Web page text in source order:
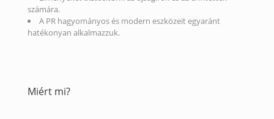
számára.
A PR hagyományos és modern eszközeit egyaránt
hatékonyan alkalmazzuk.
Miért mi?